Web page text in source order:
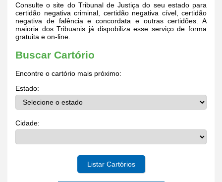
Consulte o site do Tribunal de Justiça do seu estado para
certidão negativa criminal, certidão negativa cível, certidão
negativa de falência e concordata e outras certidões. A
maioria dos Tribuanis já dispobiliza esse serviço de forma
gratuita e on-line.
Buscar Cartório
Encontre o cartório mais próximo:
Estado:
Cidade:
Listar Cartórios